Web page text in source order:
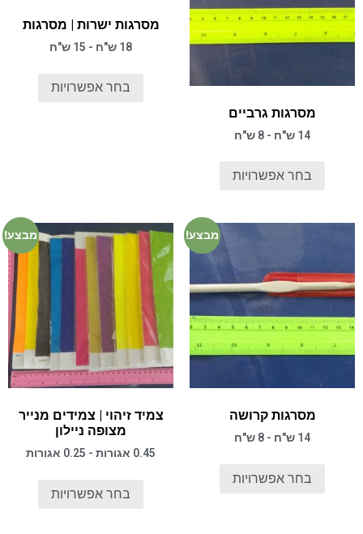
מסרגות גרביים
14 ש"ח - 8 ש"ח
בחר אפשרויות
מסרגות ישרות | מסרגות
18 ש"ח - 15 ש"ח
בחר אפשרויות
מבצע!
מסרגות קרושה
14 ש"ח - 8 ש"ח
בחר אפשרויות
מבצע!
צמיד זיהוי | צמידים מנייר
מצופה ניילון
0.45 אגורות - 0.25 אגורות
בחר אפשרויות